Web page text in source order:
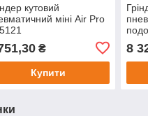
кутовий
міні Air Pro
₴
Купити
8